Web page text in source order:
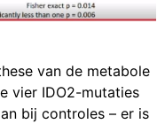
van de metabole
vier IDO2-mutaties
bij controles – er is